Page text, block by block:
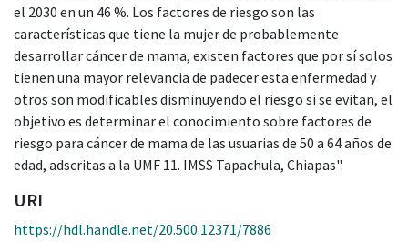
el 2030 en un 46 %. Los factores de riesgo son las
características que tiene la mujer de probablemente
desarrollar cáncer de mama, existen factores que por sí solos
tienen una mayor relevancia de padecer esta enfermedad y
otros son modificables disminuyendo el riesgo si se evitan, el
objetivo es determinar el conocimiento sobre factores de
riesgo para cáncer de mama de las usuarias de 50 a 64 años de
edad, adscritas a la UMF 11. IMSS Tapachula, Chiapas".
URI
https://hdl.handle.net/20.500.12371/7886